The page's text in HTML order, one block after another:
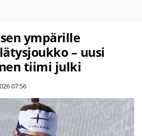
ympärille
– uusi
tiimi julki
07:56